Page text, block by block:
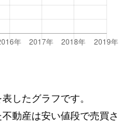
したグラフです。
動産は安い値段で売買さ